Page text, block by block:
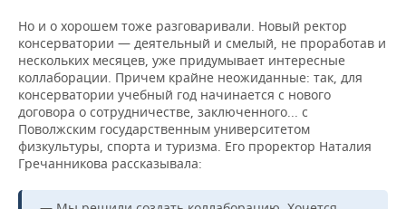
Но и о хорошем тоже разговаривали. Новый ректор
консерватории — деятельный и смелый, не проработав и
нескольких месяцев, уже придумывает интересные
коллаборации. Причем крайне неожиданные: так, для
консерватории учебный год начинается с нового
договора о сотрудничестве, заключенного... с
Поволжским государственным университетом
физкультуры, спорта и туризма. Его проректор Наталия
Гречанникова рассказывала: